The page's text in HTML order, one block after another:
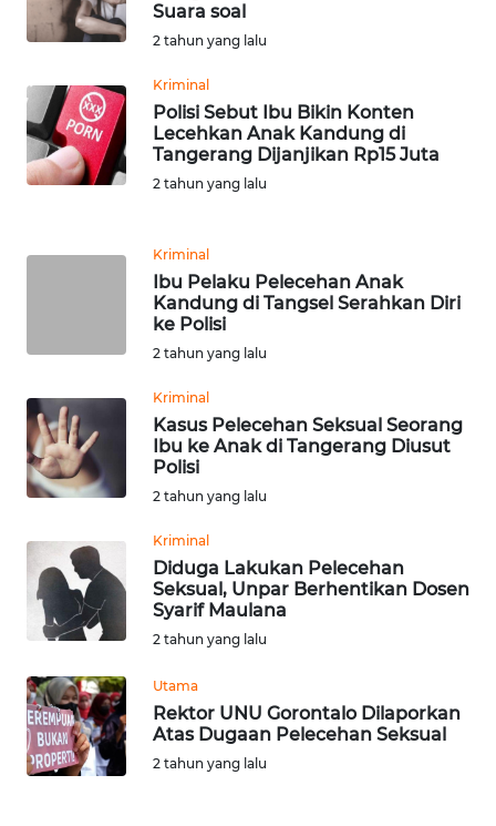
Suara soal
2 tahun yang lalu
Kriminal
Polisi Sebut Ibu Bikin Konten
Lecehkan Anak Kandung di
Tangerang Dijanjikan Rp15 Juta
2 tahun yang lalu
Kriminal
Ibu Pelaku Pelecehan Anak
Kandung di Tangsel Serahkan Diri
ke Polisi
2 tahun yang lalu
Kriminal
Kasus Pelecehan Seksual Seorang
Ibu ke Anak di Tangerang Diusut
Polisi
2 tahun yang lalu
Kriminal
Diduga Lakukan Pelecehan
Seksual, Unpar Berhentikan Dosen
Syarif Maulana
2 tahun yang lalu
Utama
Rektor UNU Gorontalo Dilaporkan
Atas Dugaan Pelecehan Seksual
2 tahun yang lalu
WN
NIAS
WN
LANGKAT
WN
WN
KARO
WN
SIMALUNGUN
WN
LABUHANBATU
WN
TENGAH
WN DELI
SERDANG